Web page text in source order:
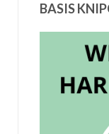
BASIS